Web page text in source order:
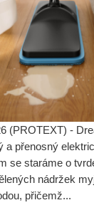
(PROTEXT) -
a přenosný
se staráme o
nádržek
přičemž...